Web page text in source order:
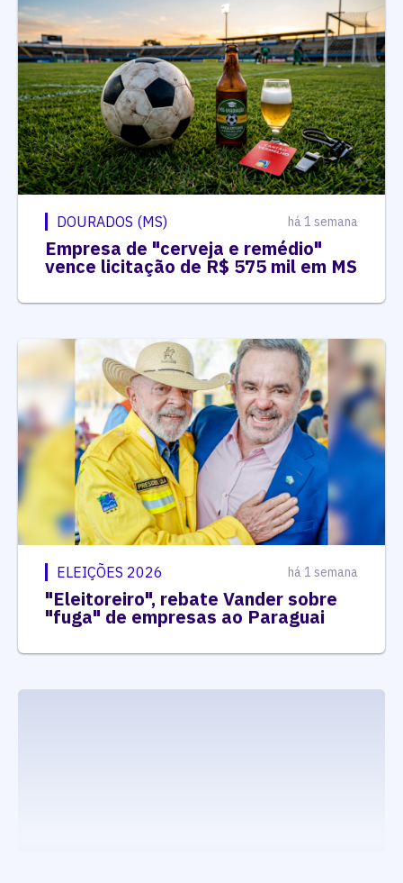
DOURADOS (MS) há 1 semana
Empresa de "cerveja e remédio"
vence licitação de R$ 575 mil em MS
ELEIÇÕES 2026 há 1 semana
"Eleitoreiro", rebate Vander sobre
"fuga" de empresas ao Paraguai